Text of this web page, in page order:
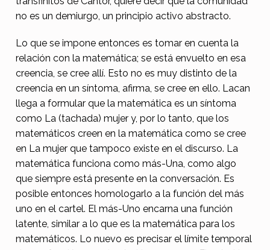
no es un demiurgo, un principio activo abstracto.
Lo que se impone entonces es tomar en cuenta la
relación con la matemática; se está envuelto en esa
creencia, se cree allí. Esto no es muy distinto de la
creencia en un síntoma, afirma, se cree en ello. Lacan
llega a formular que la matemática es un síntoma
como La (tachada) mujer y, por lo tanto, que los
matemáticos creen en la matemática como se cree
en La mujer que tampoco existe en el discurso. La
matemática funciona como más-Una, como algo
que siempre está presente en la conversación. Es
posible entonces homologarlo a la función del más
uno en el cartel. El más-Uno encarna una función
latente, similar a lo que es la matemática para los
matemáticos. Lo nuevo es precisar el límite temporal